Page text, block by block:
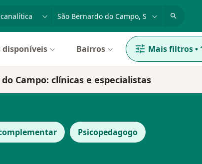
ou nome
disponíveis Bairros Mais filtros•
Campo: clínicas e especialistas
Psicopedagogo